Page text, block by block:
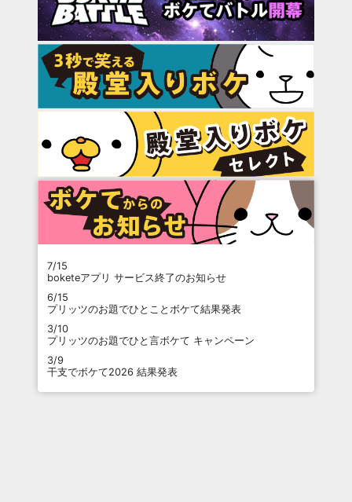
7/15
boketeアプリ サービス終了のお知らせ
6/15
プリッツのお題でひとことボケて結果発表
3/10
プリッツのお題でひと言ボケて キャンペーン
3/9
干支でボケて2026 結果発表